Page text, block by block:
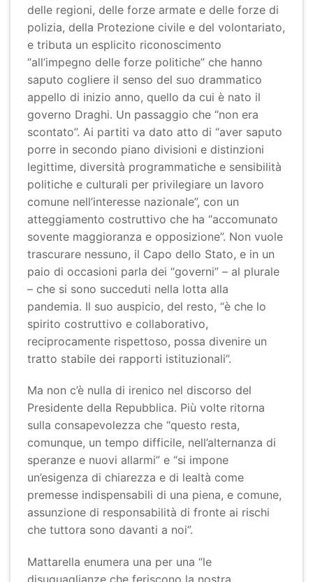
delle regioni, delle forze armate e delle forze di
polizia, della Protezione civile e del volontariato,
e tributa un esplicito riconoscimento
“all’impegno delle forze politiche” che hanno
saputo cogliere il senso del suo drammatico
appello di inizio anno, quello da cui è nato il
governo Draghi. Un passaggio che “non era
scontato”. Ai partiti va dato atto di “aver saputo
porre in secondo piano divisioni e distinzioni
legittime, diversità programmatiche e sensibilità
politiche e culturali per privilegiare un lavoro
comune nell’interesse nazionale”, con un
atteggiamento costruttivo che ha “accomunato
sovente maggioranza e opposizione”. Non vuole
trascurare nessuno, il Capo dello Stato, e in un
paio di occasioni parla dei “governi” – al plurale
– che si sono succeduti nella lotta alla
pandemia. Il suo auspicio, del resto, “è che lo
spirito costruttivo e collaborativo,
reciprocamente rispettoso, possa divenire un
tratto stabile dei rapporti istituzionali”.
Ma non c’è nulla di irenico nel discorso del
Presidente della Repubblica. Più volte ritorna
sulla consapevolezza che “questo resta,
comunque, un tempo difficile, nell’alternanza di
speranze e nuovi allarmi” e “si impone
un’esigenza di chiarezza e di lealtà come
premesse indispensabili di una piena, e comune,
assunzione di responsabilità di fronte ai rischi
che tuttora sono davanti a noi”.
Mattarella enumera una per una “le